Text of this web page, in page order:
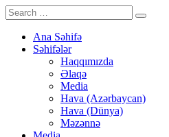
Ana Səhifə
Səhifələr
Haqqımızda
Əlaqə
Media
Hava (Azərbaycan)
Hava (Dünya)
Məzənnə